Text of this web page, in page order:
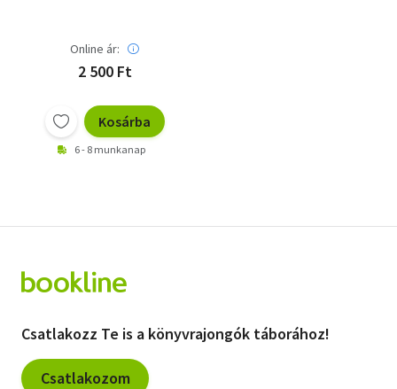
Online ár:
2 500 Ft
Kosárba
6 - 8 munkanap
Csatlakozz Te is a könyvrajongók táborához!
Csatlakozom